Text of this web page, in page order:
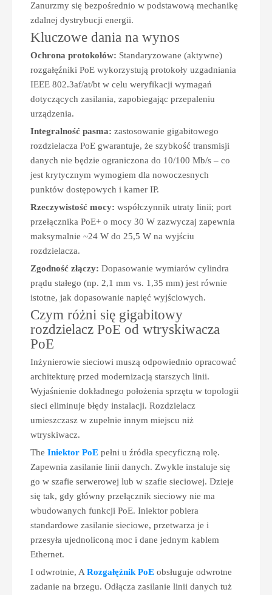
Zanurzmy się bezpośrednio w podstawową mechanikę
zdalnej dystrybucji energii.
Kluczowe dania na wynos
Ochrona protokołów: Standaryzowane (aktywne)
rozgałęźniki PoE wykorzystują protokoły uzgadniania
IEEE 802.3af/at/bt w celu weryfikacji wymagań
dotyczących zasilania, zapobiegając przepaleniu
urządzenia.
Integralność pasma: zastosowanie gigabitowego
rozdzielacza PoE gwarantuje, że szybkość transmisji
danych nie będzie ograniczona do 10/100 Mb/s – co
jest krytycznym wymogiem dla nowoczesnych
punktów dostępowych i kamer IP.
Rzeczywistość mocy: współczynnik utraty linii; port
przełącznika PoE+ o mocy 30 W zazwyczaj zapewnia
maksymalnie ~24 W do 25,5 W na wyjściu
rozdzielacza.
Zgodność złączy: Dopasowanie wymiarów cylindra
prądu stałego (np. 2,1 mm vs. 1,35 mm) jest równie
istotne, jak dopasowanie napięć wyjściowych.
Czym różni się gigabitowy
rozdzielacz PoE od wtryskiwacza
PoE
Inżynierowie sieciowi muszą odpowiednio opracować
architekturę przed modernizacją starszych linii.
Wyjaśnienie dokładnego położenia sprzętu w topologii
sieci eliminuje błędy instalacji. Rozdzielacz
umieszczasz w zupełnie innym miejscu niż
wtryskiwacz.
The Iniektor PoE pełni u źródła specyficzną rolę.
Zapewnia zasilanie linii danych. Zwykle instaluje się
go w szafie serwerowej lub w szafie sieciowej. Dzieje
się tak, gdy główny przełącznik sieciowy nie ma
wbudowanych funkcji PoE. Iniektor pobiera
standardowe zasilanie sieciowe, przetwarza je i
przesyła ujednoliconą moc i dane jednym kablem
Ethernet.
I odwrotnie, A Rozgałęźnik PoE obsługuje odwrotne
zadanie na brzegu. Odłącza zasilanie linii danych tuż